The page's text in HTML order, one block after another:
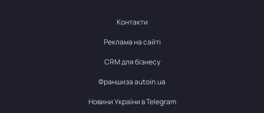
Контакти
Реклама на сайті
CRM для бізнесу
Франшиза autoin.ua
Новини України в Telegram